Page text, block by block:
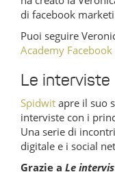
di facebook
Puoi seguire
Academy Facebook
Le interviste
Spidwit apre il suo
interviste con i
Una serie di
digitale e i social
Grazie a Le